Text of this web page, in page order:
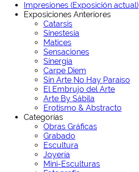
Impresiones (Exposición actual)
Exposiciones Anteriores
Catarsis
Sinestesia
Matices
Sensaciones
Sinergia
Carpe Diem
Sin Arte No Hay Paraíso
El Embrujo del Arte
Arte By Sábila
Erotismo & Abstracto
Categorías
Obras Gráficas
Grabado
Escultura
Joyería
Mini-Esculturas